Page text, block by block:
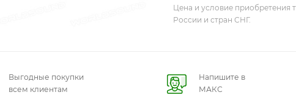
Цена и условие приобретения
России и стран СНГ.
Выгодные покупки
всем клиентам
Напишите в
МАКС